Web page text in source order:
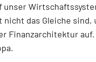
unser
das Gleiche
Finanzarchitektur